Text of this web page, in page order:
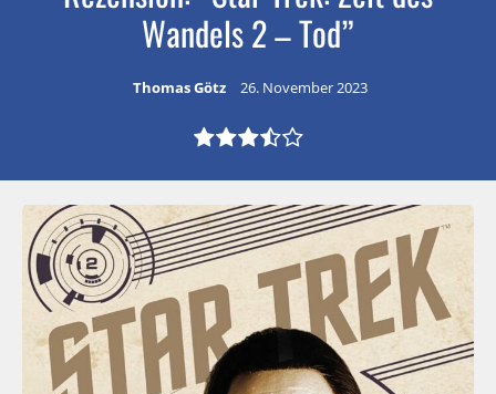
Wandels 2 – Tod”
Thomas Götz 26. November 2023